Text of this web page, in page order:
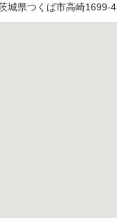
城県つくば市高崎1699-4